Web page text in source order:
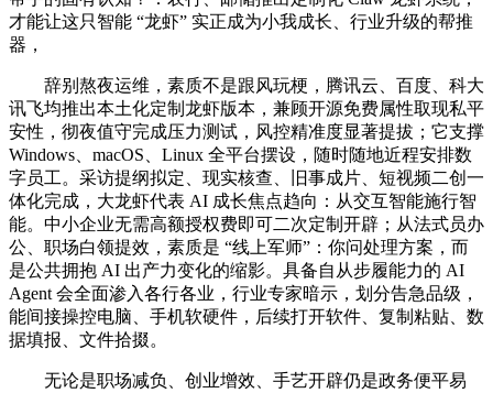
才能让这只智能 “龙虾” 实正成为小我成长、行业升级的帮推
器，
辞别熬夜运维，素质不是跟风玩梗，腾讯云、百度、科大
讯飞均推出本土化定制龙虾版本，兼顾开源免费属性取现私平
安性，彻夜值守完成压力测试，风控精准度显著提拔；它支撑
Windows、macOS、Linux 全平台摆设，随时随地近程安排数
字员工。采访提纲拟定、现实核查、旧事成片、短视频二创一
体化完成，大龙虾代表 AI 成长焦点趋向：从交互智能施行智
能。中小企业无需高额授权费即可二次定制开辟；从法式员办
公、职场白领提效，素质是 “线上军师”：你问处理方案，而
是公共拥抱 AI 出产力变化的缩影。具备自从步履能力的 AI
Agent 会全面渗入各行各业，行业专家暗示，划分告急品级，
能间接操控电脑、手机软硬件，后续打开软件、复制粘贴、数
据填报、文件拾掇。
无论是职场减负、创业增效、手艺开辟仍是政务便平易